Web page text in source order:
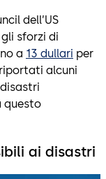
dell’US
sforzi di
a 13 dullari per
alcuni
questo
ai disastri